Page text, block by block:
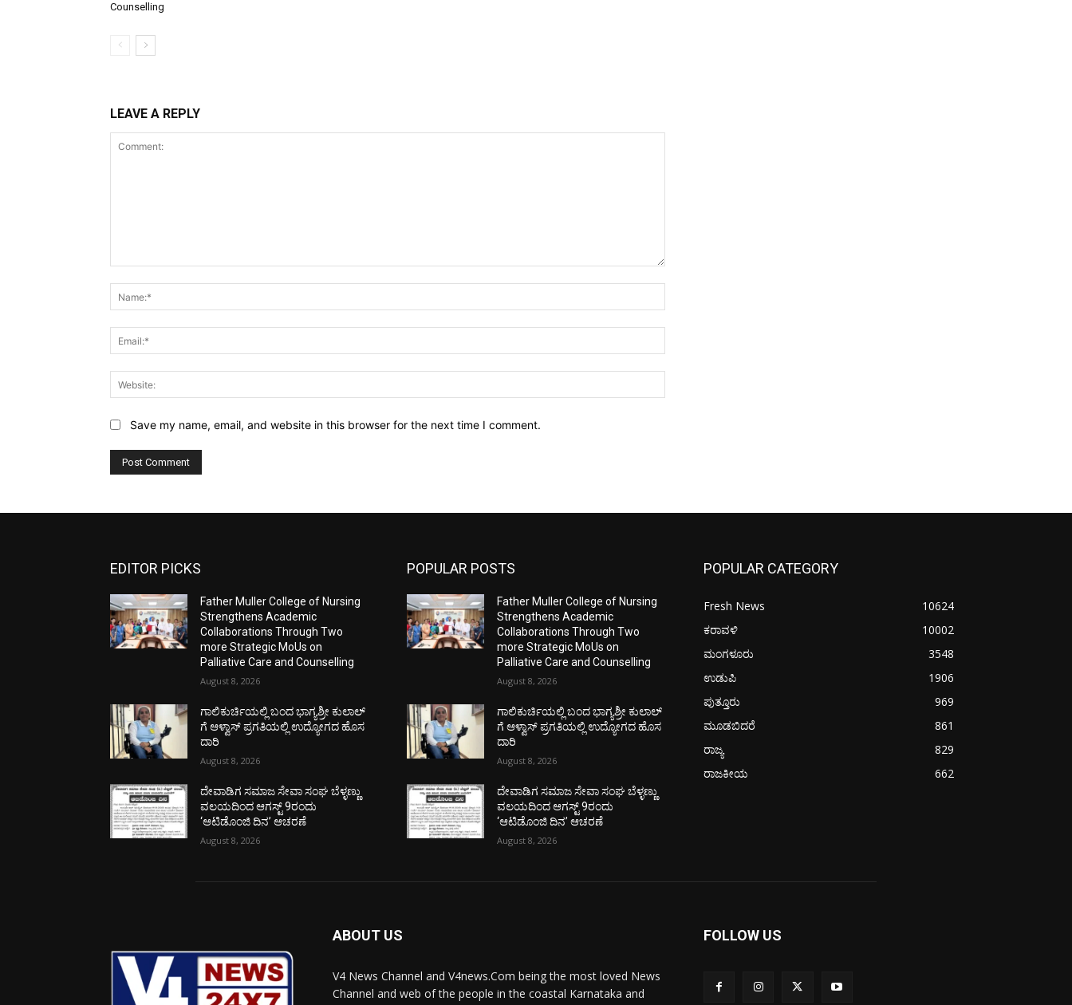
Counselling
LEAVE A REPLY
Save my name, email, and website in this browser for the next time I comment.
EDITOR PICKS
Father Muller College of Nursing
Strengthens Academic
Collaborations Through Two
more Strategic MoUs on
Palliative Care and Counselling
August 8, 2026
ಗಾಲಿಕುರ್ಚಿಯಲ್ಲಿ ಬಂದ ಭಾಗ್ಯಶ್ರೀ ಕುಲಾಲ್
ಗೆ ಆಳ್ವಾಸ್ ಪ್ರಗತಿಯಲ್ಲಿ ಉದ್ಯೋಗದ ಹೊಸ
ದಾರಿ
August 8, 2026
ದೇವಾಡಿಗ ಸಮಾಜ ಸೇವಾ ಸಂಘ ಬೆಳ್ಳಣ್ಣು
ವಲಯದಿಂದ ಆಗಸ್ಟ್ 9ರಂದು
‘ಆಟಿಡೊಂಜಿ ದಿನ’ ಆಚರಣೆ
August 8, 2026
POPULAR POSTS
Father Muller College of Nursing
Strengthens Academic
Collaborations Through Two
more Strategic MoUs on
Palliative Care and Counselling
August 8, 2026
ಗಾಲಿಕುರ್ಚಿಯಲ್ಲಿ ಬಂದ ಭಾಗ್ಯಶ್ರೀ ಕುಲಾಲ್
ಗೆ ಆಳ್ವಾಸ್ ಪ್ರಗತಿಯಲ್ಲಿ ಉದ್ಯೋಗದ ಹೊಸ
ದಾರಿ
August 8, 2026
ದೇವಾಡಿಗ ಸಮಾಜ ಸೇವಾ ಸಂಘ ಬೆಳ್ಳಣ್ಣು
ವಲಯದಿಂದ ಆಗಸ್ಟ್ 9ರಂದು
‘ಆಟಿಡೊಂಜಿ ದಿನ’ ಆಚರಣೆ
August 8, 2026
POPULAR CATEGORY
Fresh News
10624
ಕರಾವಳಿ
10002
ಮಂಗಳೂರು
3548
ಉಡುಪಿ
1906
ಪುತ್ತೂರು
969
ಮೂಡಬಿದರೆ
861
ರಾಜ್ಯ
829
ರಾಜಕೀಯ
662
ABOUT US
V4 News Channel and V4news.Com being the most loved News
Channel and web of the people in the coastal Karnataka and
FOLLOW US